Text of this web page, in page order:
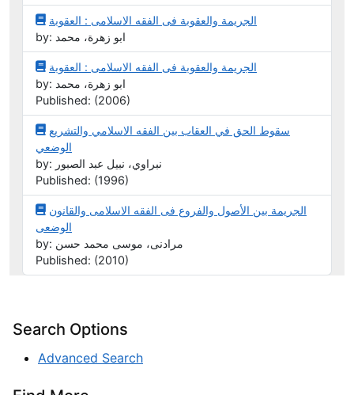
الجريمة والعقوبة فى الفقه الاسلامى : العقوبة
by: ابو زهرة، محمد
الجريمة والعقوبة فى الفقه الاسلامى : العقوبة
by: ابو زهرة، محمد
Published: (2006)
سقوط الحق في العقاب بين الفقه الاسلامي والتشريع
الوضعي
by: نبراوي، نبيل عبد الصبور
Published: (1996)
الجريمة بين الأصول والفروع فى الفقه الاسلامى والقانون
الوضعى
by: مرادنى، موسى محمد حسن
Published: (2010)
Search Options
Advanced Search